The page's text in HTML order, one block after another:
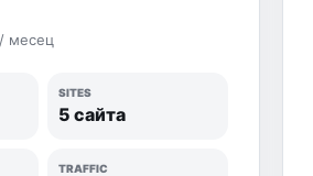
/ месец
SITES
5 сайта
TRAFFIC